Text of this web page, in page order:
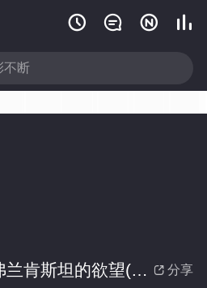
   
 分享
弗兰肯斯坦的欲望(全集)